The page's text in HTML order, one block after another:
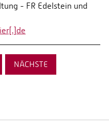
- FR Edelstein und
NÄCHSTE